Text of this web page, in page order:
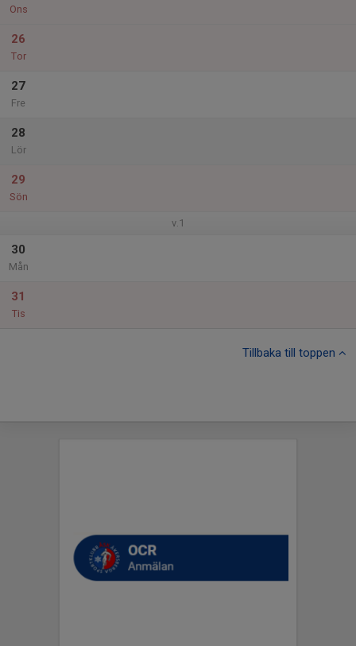
Ons
26
Tor
27
Fre
28
Lör
29
Sön
v.1
30
Mån
31
Tis
Tillbaka till toppen